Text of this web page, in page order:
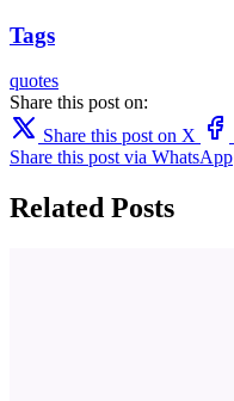
Tags
quotes
Share this post on:
Share this post on X
Share this post via WhatsApp
Related Posts